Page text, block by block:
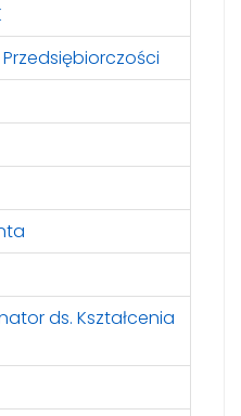
ds. Kształcenia